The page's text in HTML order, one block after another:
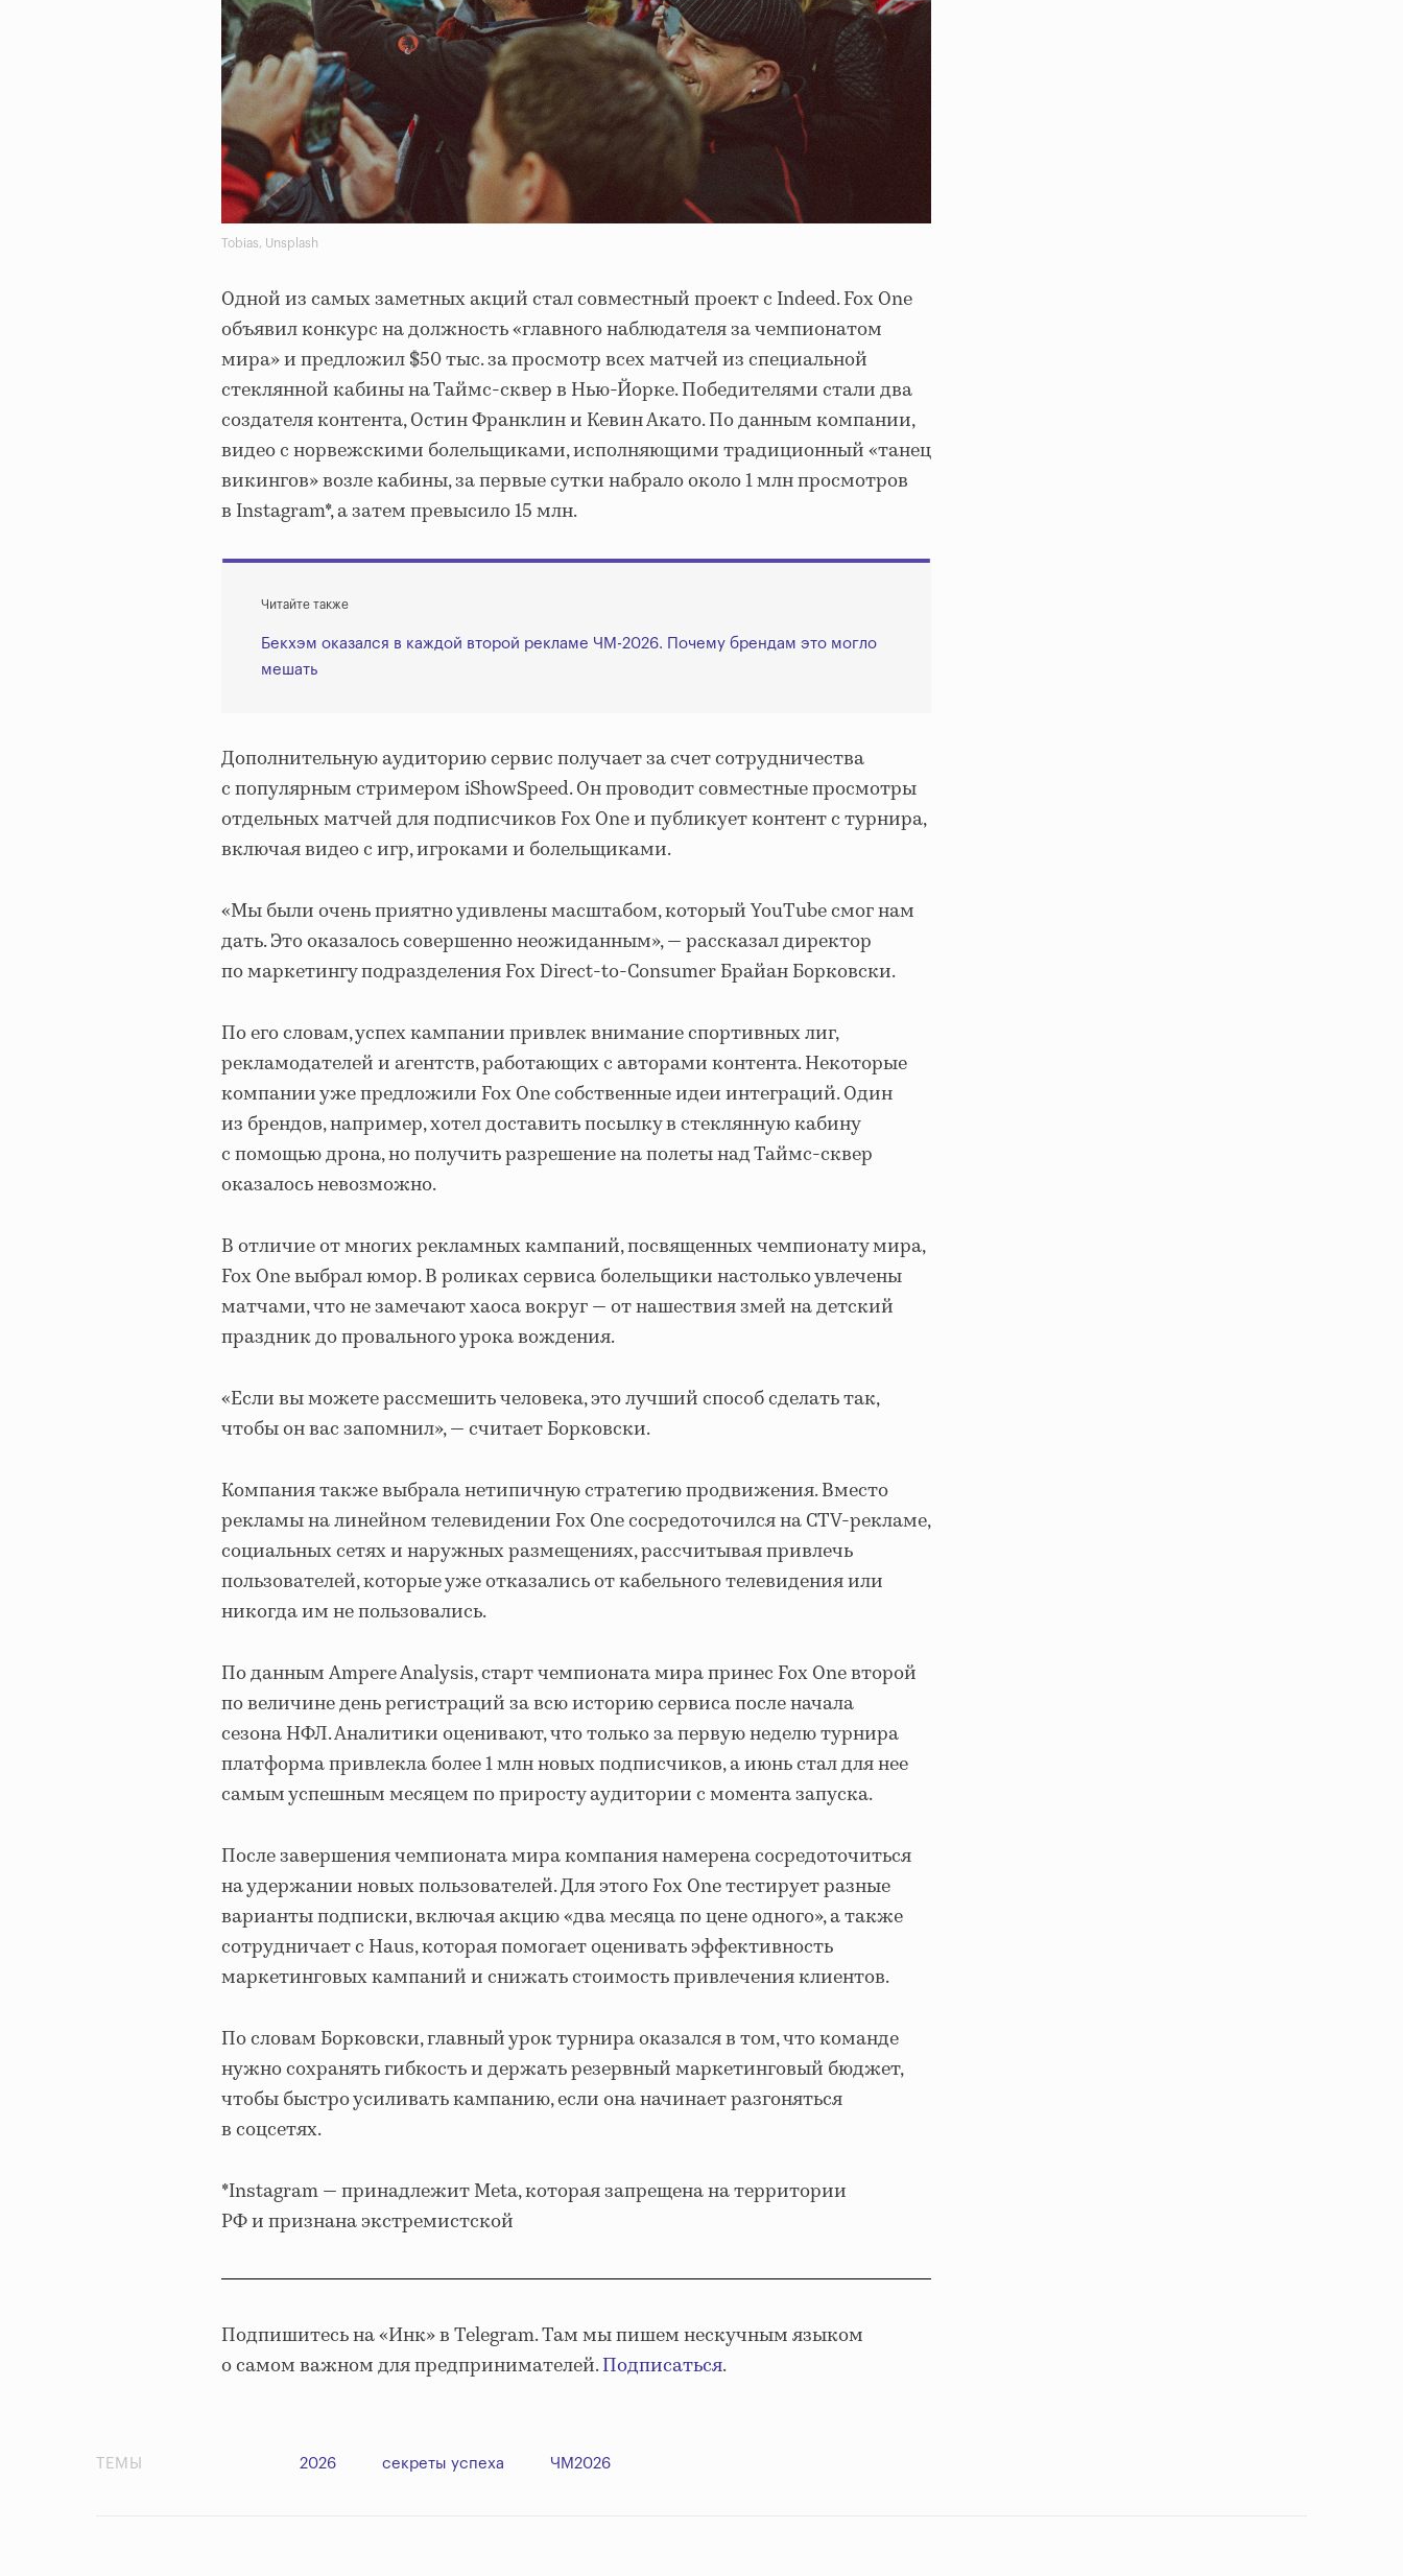
Tobias, Unsplash
Одной из самых заметных акций стал совместный проект с Indeed. Fox One
объявил конкурс на должность «главного наблюдателя за чемпионатом
мира» и предложил $50 тыс. за просмотр всех матчей из специальной
стеклянной кабины на Таймс-сквер в Нью-Йорке. Победителями стали два
создателя контента, Остин Франклин и Кевин Акато. По данным компании,
видео с норвежскими болельщиками, исполняющими традиционный «танец
викингов» возле кабины, за первые сутки набрало около 1 млн просмотров
в Instagram*, а затем превысило 15 млн.
Читайте также
Бекхэм оказался в каждой второй рекламе ЧМ-2026. Почему брендам это могло
мешать
Дополнительную аудиторию сервис получает за счет сотрудничества
с популярным стримером iShowSpeed. Он проводит совместные просмотры
отдельных матчей для подписчиков Fox One и публикует контент с турнира,
включая видео с игр, игроками и болельщиками.
«Мы были очень приятно удивлены масштабом, который YouTube смог нам
дать. Это оказалось совершенно неожиданным», — рассказал директор
по маркетингу подразделения Fox Direct-to-Consumer Брайан Борковски.
По его словам, успех кампании привлек внимание спортивных лиг,
рекламодателей и агентств, работающих с авторами контента. Некоторые
компании уже предложили Fox One собственные идеи интеграций. Один
из брендов, например, хотел доставить посылку в стеклянную кабину
с помощью дрона, но получить разрешение на полеты над Таймс-сквер
оказалось невозможно.
В отличие от многих рекламных кампаний, посвященных чемпионату мира,
Fox One выбрал юмор. В роликах сервиса болельщики настолько увлечены
матчами, что не замечают хаоса вокруг — от нашествия змей на детский
праздник до провального урока вождения.
«Если вы можете рассмешить человека, это лучший способ сделать так,
чтобы он вас запомнил», — считает Борковски.
Компания также выбрала нетипичную стратегию продвижения. Вместо
рекламы на линейном телевидении Fox One сосредоточился на CTV-рекламе,
социальных сетях и наружных размещениях, рассчитывая привлечь
пользователей, которые уже отказались от кабельного телевидения или
никогда им не пользовались.
По данным Ampere Analysis, старт чемпионата мира принес Fox One второй
по величине день регистраций за всю историю сервиса после начала
сезона НФЛ. Аналитики оценивают, что только за первую неделю турнира
платформа привлекла более 1 млн новых подписчиков, а июнь стал для нее
самым успешным месяцем по приросту аудитории с момента запуска.
После завершения чемпионата мира компания намерена сосредоточиться
на удержании новых пользователей. Для этого Fox One тестирует разные
варианты подписки, включая акцию «два месяца по цене одного», а также
сотрудничает с Haus, которая помогает оценивать эффективность
маркетинговых кампаний и снижать стоимость привлечения клиентов.
По словам Борковски, главный урок турнира оказался в том, что команде
нужно сохранять гибкость и держать резервный маркетинговый бюджет,
чтобы быстро усиливать кампанию, если она начинает разгоняться
в соцсетях.
*Instagram — принадлежит Meta, которая запрещена на территории
РФ и признана экстремистской
Подпишитесь на «Инк» в Telegram. Там мы пишем нескучным языком
о самом важном для предпринимателей.Подписаться.
ТЕМЫ 2026 секреты успеха ЧМ2026